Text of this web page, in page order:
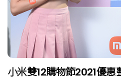
小米雙12購物節2021優惠